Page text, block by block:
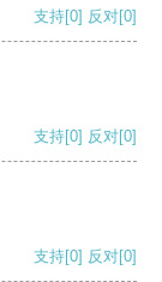
支持[0] 反对[0]
支持[0] 反对[0]
支持[0] 反对[0]